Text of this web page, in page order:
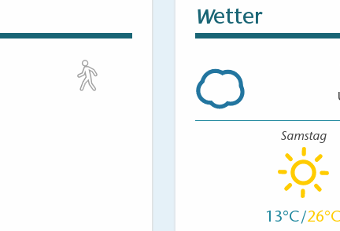
Wetter
Samstag
13 26